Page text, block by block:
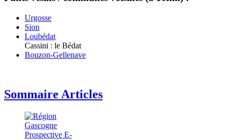
Urgosse
Sion
Loubédat
Cassini : le Bédat
Bouzon-Gellenave
Sommaire Articles